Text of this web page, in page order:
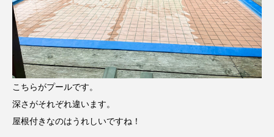
こちらがプールです。
深さがそれぞれ違います。
屋根付きなのはうれしいですね！